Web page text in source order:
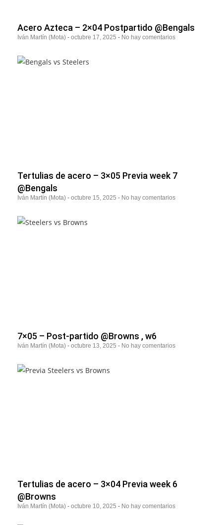
Acero Azteca – 2×04 Postpartido @Bengals
Iván Martín (Mota) octubre 17, 2025 No hay comentarios
Tertulias de acero – 3×05 Previa week 7
@Bengals
Iván Martín (Mota) octubre 15, 2025 No hay comentarios
7×05 – Post-partido @Browns , w6
Iván Martín (Mota) octubre 13, 2025 No hay comentarios
Tertulias de acero – 3×04 Previa week 6
@Browns
Iván Martín (Mota) octubre 10, 2025 No hay comentarios